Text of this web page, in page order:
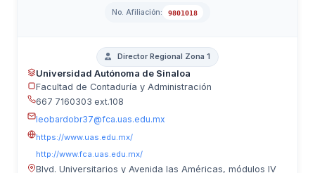
No. Afiliación: 9801018
Director Regional Zona 1
Universidad Autónoma de Sinaloa
Facultad de Contaduría y Administración
667 7160303 ext.108
leobardobr37@fca.uas.edu.mx
https://www.uas.edu.mx/
http://www.fca.uas.edu.mx/
Blvd. Universitarios y Avenida las Américas, módulos IV